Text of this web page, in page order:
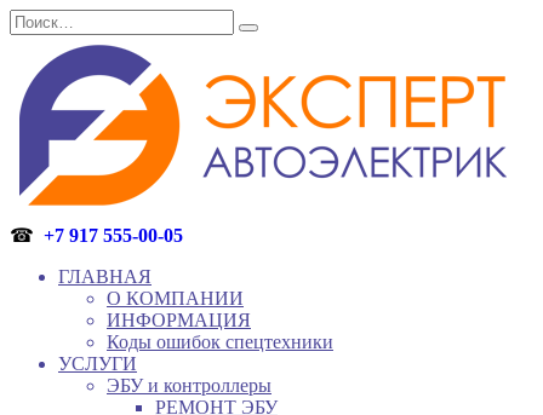
Перейти
к
содержанию
Search
for:
☎ +7 917 555-00-05
ГЛАВНАЯ
О КОМПАНИИ
ИНФОРМАЦИЯ
Коды ошибок спецтехники
УСЛУГИ
ЭБУ и контроллеры
РЕМОНТ ЭБУ